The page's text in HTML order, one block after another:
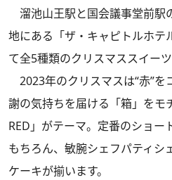
溜池山王駅と国会議事堂前駅
地にある「ザ・キャピトルホテ
て全5種類のクリスマススイーツ
2023年のクリスマスは“赤”を
謝の気持ちを届ける「箱」を
RED」がテーマ。定番のショー
もちろん、敏腕シェフパティシ
ケーキが揃います。